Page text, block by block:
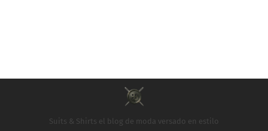
Suits & Shirts el blog de moda versado en estilo